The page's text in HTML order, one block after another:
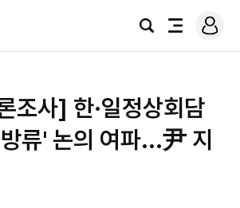
검
전
로
그
조사] 한·일정상회담
류' 논의 여파...尹 지